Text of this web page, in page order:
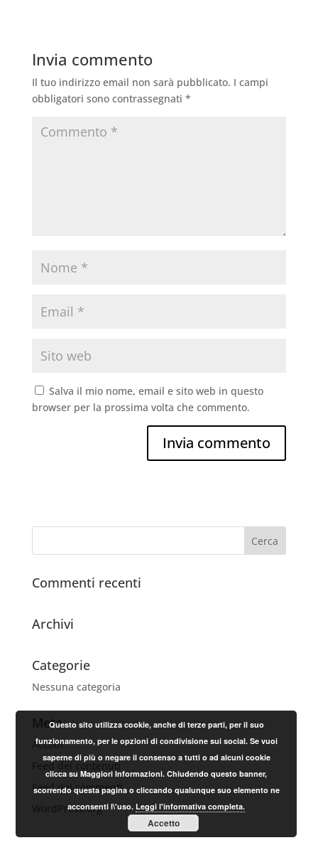
Invia commento
Il tuo indirizzo email non sarà pubblicato. I campi
obbligatori sono contrassegnati *
Salva il mio nome, email e sito web in questo
browser per la prossima volta che commento.
Commenti recenti
Archivi
Categorie
Nessuna categoria
Meta
Accedi
Feed dei contenuti
Feed dei commenti
WordPress.org
Questo sito utilizza cookie, anche di terze parti, per il suo
funzionamento, per le opzioni di condivisione sui social. Se vuoi
saperne di più o negare il consenso a tutti o ad alcuni cookie
clicca su Maggiori Informazioni. Chiudendo questo banner,
scorrendo questa pagina o cliccando qualunque suo elemento ne
acconsenti l\'uso.Leggi l'informativa completa.
Accetto